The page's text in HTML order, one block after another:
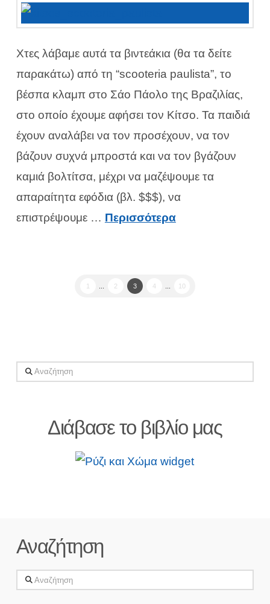
Χτες λάβαμε αυτά τα βιντεάκια (θα τα δείτε
παρακάτω) από τη “scooteria paulista”, το
βέσπα κλαμπ στο Σάο Πάολο της Βραζιλίας,
στο οποίο έχουμε αφήσει τον Κίτσο. Τα παιδιά
έχουν αναλάβει να τον προσέχουν, να τον
βάζουν συχνά μπροστά και να τον βγάζουν
καμιά βολτίτσα, μέχρι να μαζέψουμε τα
απαραίτητα εφόδια (βλ. $$$), να
επιστρέψουμε … Περισσότερα
1 2 3 4 10
Αναζήτηση
Διάβασε το βιβλίο μας
Αναζήτηση
Αναζήτηση